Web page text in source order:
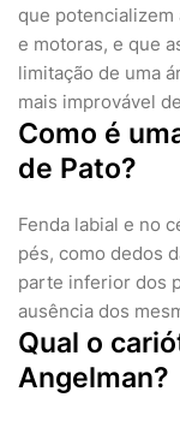
que potencializem
e motoras, e que
limitação de uma
mais improvável
Como é
de Pato?
Fenda labial e no
pés, como dedos
parte inferior dos
ausência dos
Qual o
Angelman?